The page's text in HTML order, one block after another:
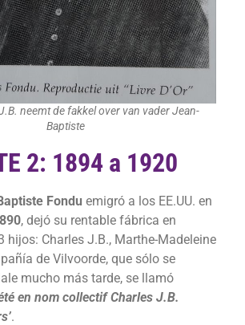
neemt de fakkel over van vader Jean-
Baptiste
2: 1894 a 1920
Fondu emigró a los EE.UU. en
, dejó su rentable fábrica en
hijos: Charles J.B., Marthe-Madeleine
de Vilvoorde, que sólo se
mucho más tarde, se llamó
en nom collectif Charles J.B.
.